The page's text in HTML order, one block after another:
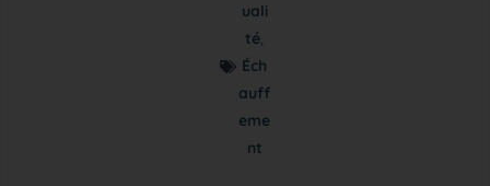
uali
té,
Éch
auff
eme
nt